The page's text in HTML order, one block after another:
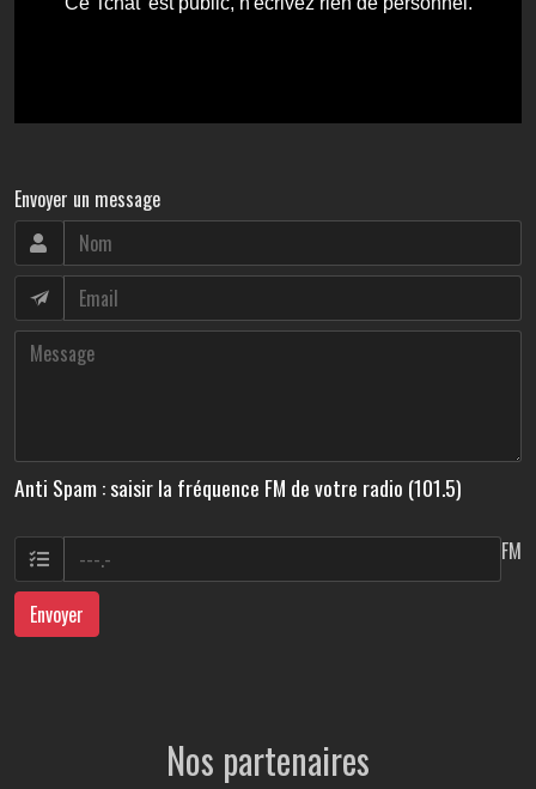
Envoyer un message
Anti Spam : saisir la fréquence FM de votre radio (101.5)
FM
Envoyer
Nos partenaires